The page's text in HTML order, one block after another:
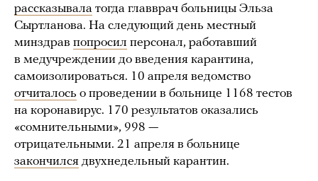
рассказывала тогда главврач больницы Эльза
Сыртланова. На следующий день местный
минздрав попросил персонал, работавший
в медучреждении до введения карантина,
самоизолироваться. 10 апреля ведомство
отчиталось о проведении в больнице 1168 тестов
на коронавирус. 170 результатов оказались
«сомнительными», 998 —
отрицательными. 21 апреля в больнице
закончился двухнедельный карантин.